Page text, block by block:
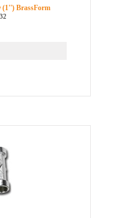
(1'') BrassForm